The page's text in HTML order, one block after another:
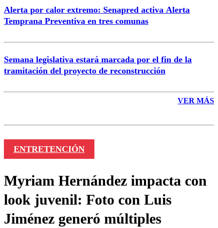
Alerta por calor extremo: Senapred activa Alerta
Temprana Preventiva en tres comunas
Semana legislativa estará marcada por el fin de la
tramitación del proyecto de reconstrucción
VER MÁS
ENTRETENCIÓN
Myriam Hernández impacta con
look juvenil: Foto con Luis
Jiménez generó múltiples